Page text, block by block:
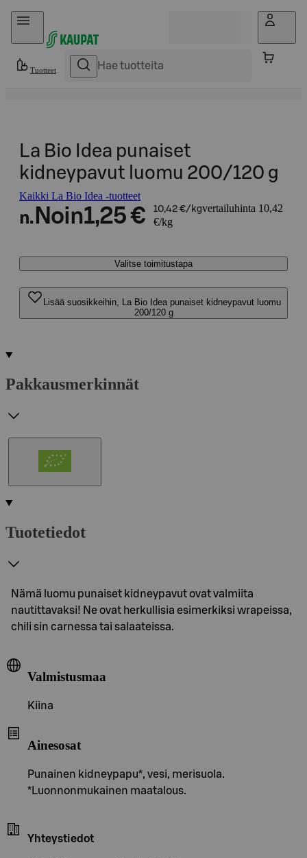
Hyppää sisältöön
Tuotteet
La Bio Idea punaiset
kidneypavut luomu 200/120 g
Kaikki La Bio Idea -tuotteet
n. Noin1,25 € 10,42 €/kgvertailuhinta 10,42
€/kg
Valitse toimitustapa
Lisää suosikkeihin, La Bio Idea punaiset kidneypavut luomu
200/120 g
Pakkausmerkinnät
Tuotetiedot
Nämä luomu punaiset kidneypavut ovat valmiita
nautittavaksi! Ne ovat herkullisia esimerkiksi wrapeissa,
chili sin carnessa tai salaateissa.
Valmistusmaa
Kiina
Ainesosat
Punainen kidneypapu*, vesi, merisuola.
*Luonnonmukainen maatalous.
Yhteystiedot